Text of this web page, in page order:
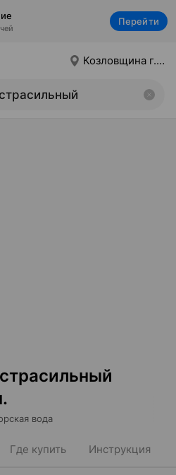
Перейти
Козловщина г.п.
вода
Где купить Инструкция